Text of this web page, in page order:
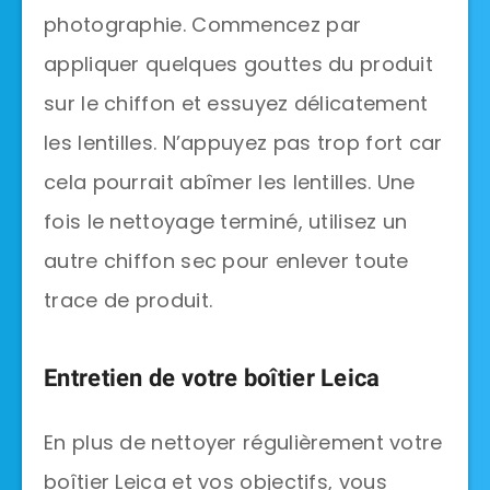
photographie. Commencez par
appliquer quelques gouttes du produit
sur le chiffon et essuyez délicatement
les lentilles. N’appuyez pas trop fort car
cela pourrait abîmer les lentilles. Une
fois le nettoyage terminé, utilisez un
autre chiffon sec pour enlever toute
trace de produit.
Entretien de votre boîtier Leica
En plus de nettoyer régulièrement votre
boîtier Leica et vos objectifs, vous